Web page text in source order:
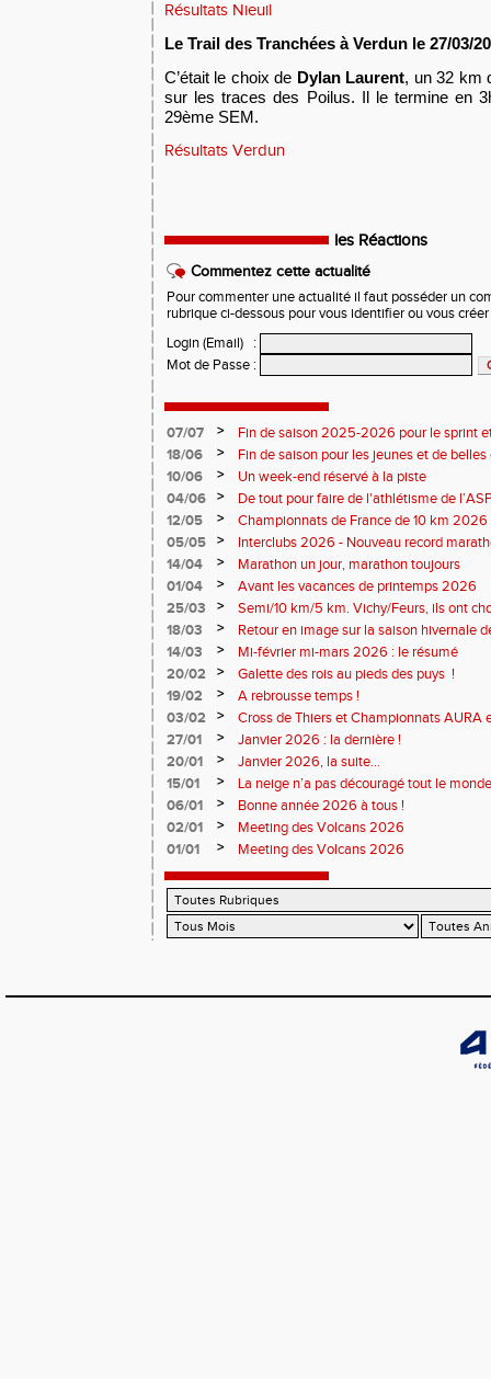
Résultats Nieuil
Le Trail des Tranchées à Verdun le 27/03/
C’était le choix de Dylan Laurent, un 32 km
sur les traces des Poilus. Il le termine en
29ème SEM.
Résultats Verdun
les Réactions
Commentez cette actualité
Pour commenter une actualité il faut posséder un
rubrique ci-dessous pour vous identifier ou vous
Login (Email)
:
Mot de Passe :
07/07 >
Fin de saison 2025-2026 pour le sprint
18/06
>
Fin de saison pour les jeunes et de
10/06
>
Un week-end réservé à la piste
04/06
>
De tout pour faire de l'athlétisme de
monde souriant
12/05 >
Championnats de France de 10 km
Soirées piste
05/05 >
Interclubs 2026 - Nouveau record
résultats
14/04 >
Marathon un jour, marathon toujours
01/04
>
Avant les vacances de printemps 2026
25/03
>
Semi/10 km/5 km. Vichy/Feurs, ils ont
18/03
>
Retour en image sur la saison hivernale
14/03
>
Mi-février mi-mars 2026 : le résumé
20/02
>
Galette des rois au pieds des puys !
19/02
>
A rebrousse temps !
03/02
>
Cross de Thiers et Championnats AURA
27/01
>
Janvier 2026 : la dernière !
20/01
>
Janvier 2026, la suite...
15/01
>
La neige n’a pas découragé tout le
06/01
>
Bonne année 2026 à tous !
02/01
>
Meeting des Volcans 2026
01/01
> Meeting des Volcans 2026